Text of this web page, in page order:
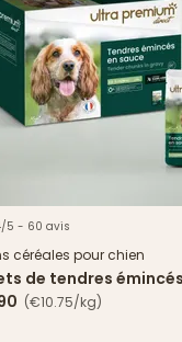
5 - 60 avis
céréales pour chien
de tendres
verts
(€10.75/kg)